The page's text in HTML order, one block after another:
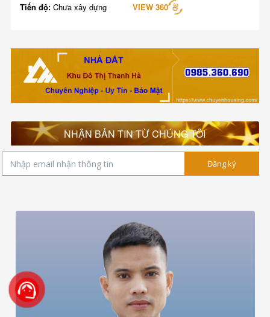
Tiến độ: Chưa xây dựng VIEW 360
NHẬN BẢN TIN TỪ CHÚNG TÔI
Đăng ký